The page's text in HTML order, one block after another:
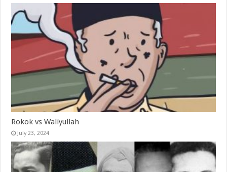
Rokok vs Waliyullah
July 23, 2024